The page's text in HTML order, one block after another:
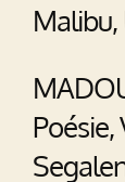
Malibu,
Poésie,